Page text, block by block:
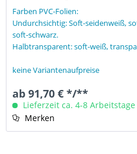
Farben PVC-Folien:
Undurchsichtig: Soft-seidenweiß,
soft-schwarz.
Halbtransparent: soft-weiß,
keine Variantenaufpreise
ab 91,70 € */**
Lieferzeit ca. 4-8 Arbeitstage
Merken